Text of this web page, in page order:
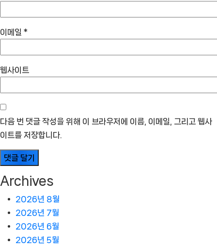
이메일 *
웹사이트
다음 번 댓글 작성을 위해 이 브라우저에 이름, 이메일, 그리고 웹사
이트를 저장합니다.
Archives
2026년 8월
2026년 7월
2026년 6월
2026년 5월